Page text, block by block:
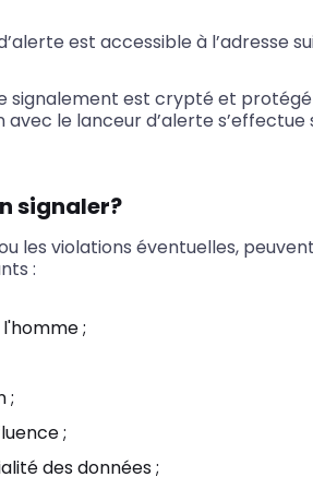
est accessible à l’adresse
signalement est crypté et
le lanceur d’alerte
signaler?
les violations éventuelles,
:
;
;
;
des données ;